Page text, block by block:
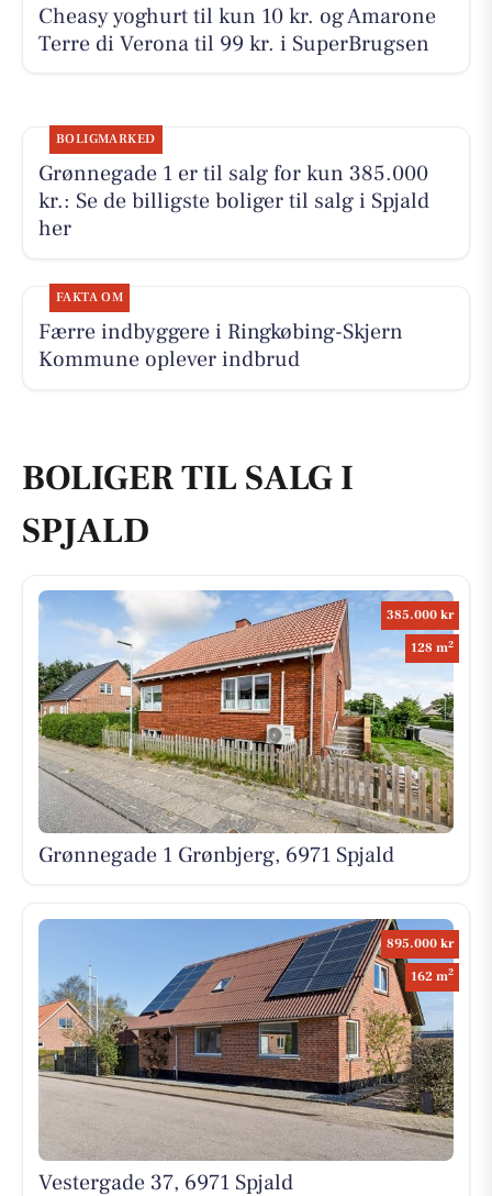
Cheasy yoghurt til kun 10 kr. og Amarone
Terre di Verona til 99 kr. i SuperBrugsen
BOLIGMARKED
Grønnegade 1 er til salg for kun 385.000
kr.: Se de billigste boliger til salg i Spjald
her
FAKTA OM
Færre indbyggere i Ringkøbing-Skjern
Kommune oplever indbrud
BOLIGER TIL SALG I
SPJALD
385.000 kr
128 m2
Grønnegade 1 Grønbjerg, 6971 Spjald
895.000 kr
162 m2
Vestergade 37, 6971 Spjald